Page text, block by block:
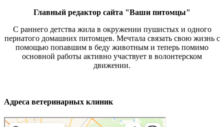
Главный редактор сайта "Ваши питомцы"
С раннего детства жила в окружении пушистых и одного
пернатого домашних питомцев. Мечтала связать свою жизнь с
помощью попавшим в беду животным и теперь помимо
основной работы активно участвует в волонтерском
движении.
Адреса ветеринарных клиник